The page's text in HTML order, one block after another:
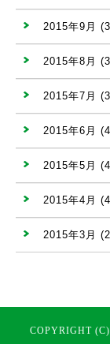
2015年9月
2015年8月
2015年7月
2015年6月
2015年5月
2015年4月
2015年3月
COPYRIGHT